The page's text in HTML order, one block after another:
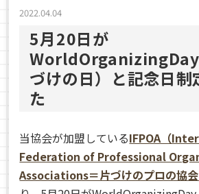
2022.04.04
5月20日が
WorldOrganizingDay
づけの日）と記念日制
た
当協会が加盟しているIFPOA（
Federation of Professional
Associations＝片づけのプロの協会